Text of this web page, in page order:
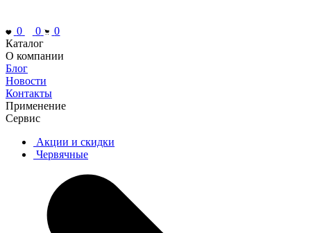
0 0
0
Каталог
О компании
Блог
Новости
Контакты
Применение
Сервис
Акции и скидки
Червячные